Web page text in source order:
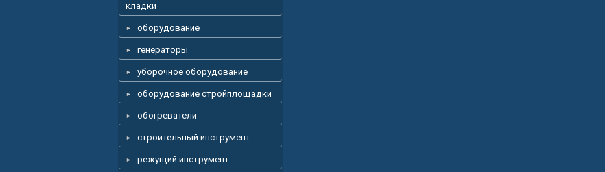
кладки
оборудование
генераторы
уборочное оборудование
оборудование стройплощадки
обогреватели
строительный инструмент
режущий инструмент